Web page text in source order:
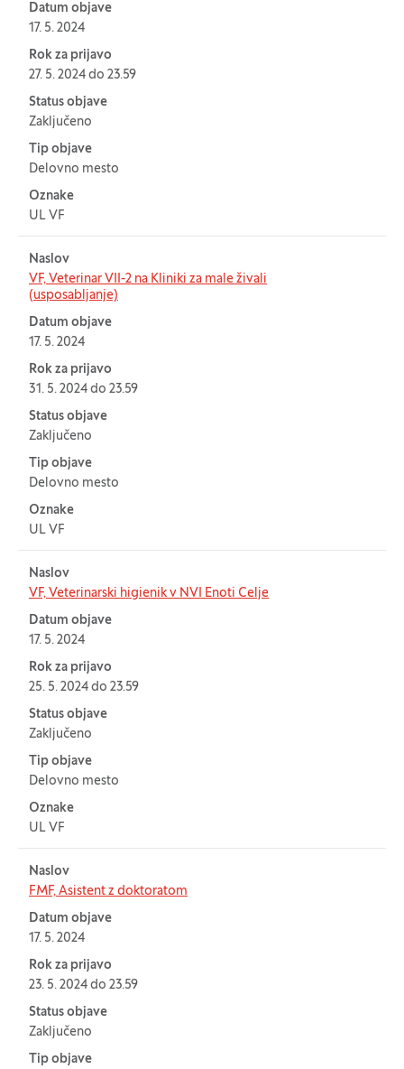
Datum objave
17. 5. 2024
Rok za prijavo
27. 5. 2024 do 23.59
Status objave
Zaključeno
Tip objave
Delovno mesto
Oznake
UL VF
Naslov
VF, Veterinar VII-2 na Kliniki za male živali
(usposabljanje)
Datum objave
17. 5. 2024
Rok za prijavo
31. 5. 2024 do 23.59
Status objave
Zaključeno
Tip objave
Delovno mesto
Oznake
UL VF
Naslov
VF, Veterinarski higienik v NVI Enoti Celje
Datum objave
17. 5. 2024
Rok za prijavo
25. 5. 2024 do 23.59
Status objave
Zaključeno
Tip objave
Delovno mesto
Oznake
UL VF
Naslov
FMF, Asistent z doktoratom
Datum objave
17. 5. 2024
Rok za prijavo
23. 5. 2024 do 23.59
Status objave
Zaključeno
Tip objave